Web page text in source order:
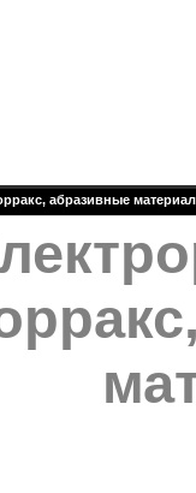
абразивные